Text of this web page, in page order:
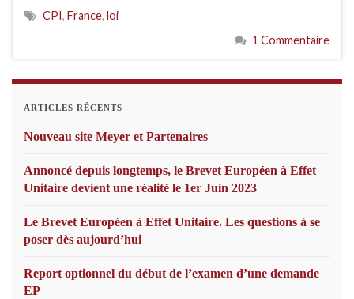
CPI , France, loi
1 Commentaire
ARTICLES RÉCENTS
Nouveau site Meyer et Partenaires
Annoncé depuis longtemps, le Brevet Européen à Effet
Unitaire devient une réalité le 1er Juin 2023
Le Brevet Européen à Effet Unitaire. Les questions à se
poser dès aujourd’hui
Report optionnel du début de l’examen d’une demande
EP